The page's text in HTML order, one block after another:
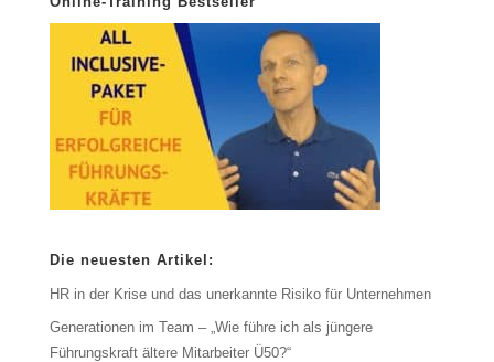
Die neuesten Artikel:
HR in der Krise und das unerkannte Risiko für Unternehmen
Generationen im Team – „Wie führe ich als jüngere
Führungskraft ältere Mitarbeiter Ü50?“